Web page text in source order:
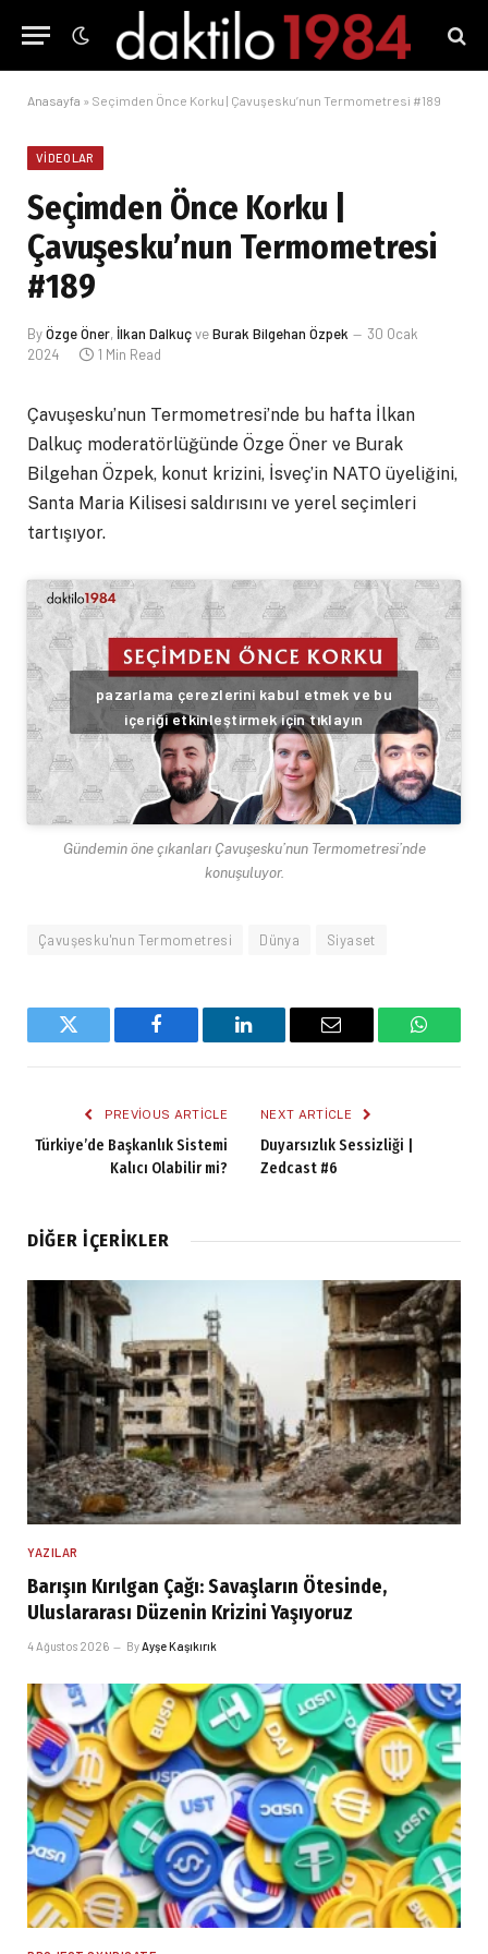
Anasayfa » Seçimden Önce Korku | Çavuşesku’nun Termometresi #189
VIDEOLAR
Seçimden Önce Korku |
Çavuşesku’nun Termometresi
#189
ByÖzge Öner, İlkan DalkuçveBurak Bilgehan Özpek
30 Ocak
2024
1 Min Read
Çavuşesku’nun Termometresi’nde bu hafta İlkan
Dalkuç moderatörlüğünde Özge Öner ve Burak
Bilgehan Özpek, konut krizini, İsveç’in NATO üyeliğini,
Santa Maria Kilisesi saldırısını ve yerel seçimleri
tartışıyor.
pazarlama çerezlerini kabul etmek ve bu
içeriği etkinleştirmek için tıklayın
Gündemin öne çıkanları Çavuşesku’nun Termometresi’nde
konuşuluyor.
Çavuşesku'nun Termometresi Dünya Siyaset
Twitter Facebook LinkedIn Email
PREVIOUS ARTICLE
Türkiye’de Başkanlık Sistemi
Kalıcı Olabilir mi?
NEXT ARTICLE
Duyarsızlık Sessizliği |
Zedcast #6
DIĞER İÇERIKLER
YAZILAR
Barışın Kırılgan Çağı: Savaşların Ötesinde,
Uluslararası Düzenin Krizini Yaşıyoruz
4 Ağustos 2026 ByAyşe Kaşıkırık